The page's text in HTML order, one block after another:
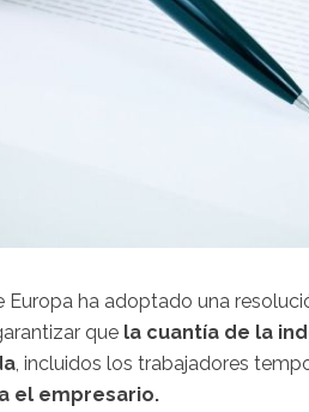
ha adoptado una
que la cuantía de la
, incluidos los trabajadores
el empresario.